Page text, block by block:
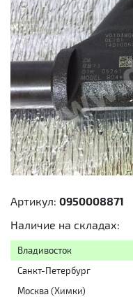
Артикул: 0950008871
Наличие на складах:
Владивосток
Санкт-Петербург
Москва (Химки)